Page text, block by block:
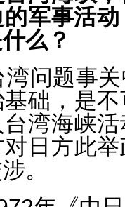
军事活
么？
湾问题事
基础，是
台湾海峡
日方此
。